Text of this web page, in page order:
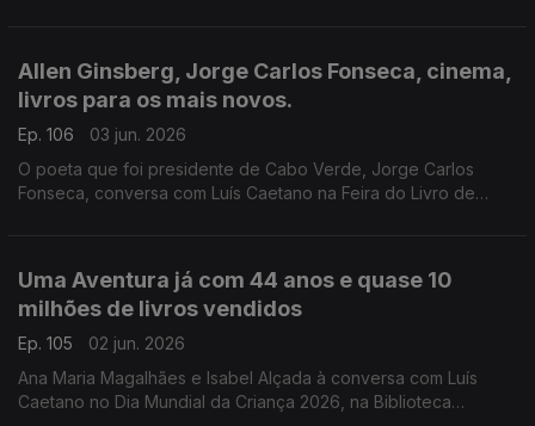
Allen Ginsberg, Jorge Carlos Fonseca, cinema,
livros para os mais novos.
Ep. 106
03 jun. 2026
O poeta que foi presidente de Cabo Verde, Jorge Carlos
Fonseca, conversa com Luís Caetano na Feira do Livro de
Uma Aventura já com 44 anos e quase 10
milhões de livros vendidos
Ep. 105
02 jun. 2026
Ana Maria Magalhães e Isabel Alçada à conversa com Luís
Caetano no Dia Mundial da Criança 2026, na Biblioteca